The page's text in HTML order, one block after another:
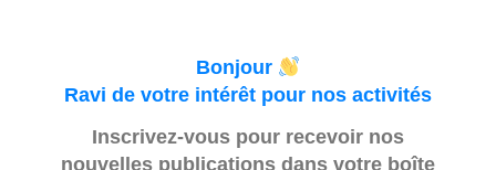
Bonjour
Ravi de votre intérêt pour nos activités
Inscrivez-vous pour recevoir nos
nouvelles publications dans votre boîte